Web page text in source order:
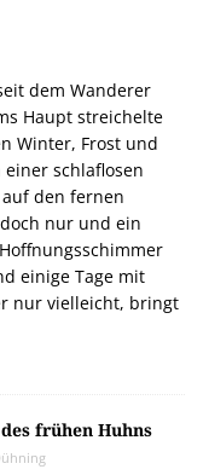
dem Wanderer
Haupt streichelte
Winter, Frost und
schlaflosen
den fernen
nur und ein
einige Tage mit
nur vielleicht, bringt
frühen Huhns